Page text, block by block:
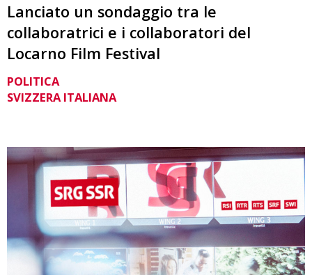
Lanciato un sondaggio tra le
collaboratrici e i collaboratori del
Locarno Film Festival
POLITICA
SVIZZERA ITALIANA